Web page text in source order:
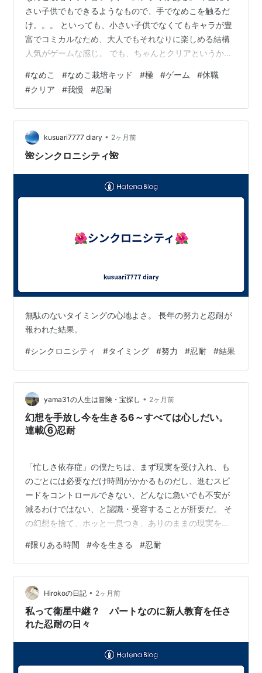
さい子供でもできるようなもので、手でなめこを触るだ
け。。。 といっても、小さい子供でなくてもキャラが豊
富でコミカルなため、大人でもそれなりに楽しめる結構
人気がゲームな感じ。 でも、ちゃんとクリアというか、
と思ってやってみると、それなりに忍耐力というか、時
間がとても掛かってしまうというものでもある。という
ことで、 なめこ栽培キッドデラックス極をクリアしてみ
た 始めたのはたぶん2年くらい前で、子供と出かけたと
きに、電車の中で退屈しないように何気なく始めたゲー
ムだったんだけどね。。。。 それからとい…
#なめこ #なめこ栽培キッド #極 #ゲーム #休職
#クリア #我慢 #忍耐
kusuari7777 diary • 2ヶ月前
🌺シンクロニシティ🌺
無駄のないタイミングの心地よさ。 長年の努力と忍耐が
報われた結果。
#シンクロニシティ #タイミング #努力 #忍耐 #結果
yama31の人生は冒険・宝探し • 2ヶ月前
幻想を手放し今を生きる6～すべては心しだい。
連載⑥忍耐
「忙しさ依存症」の僕たちは、まず現実を受け入れ、も
のごとには必要なだけ時間がかかるものだし、進むスピ
ードをコントロールできない、どんなに急いでも不安が
減るわけではない、と認識・受容することが肝要だ。 そ
の幻想を捨て、ホッと一息つき、ありのままの現実を冷
りも重要な能力を獲得しはじめるだろう。 「忍耐」とい
う力だ。 誰もが急いでいる社会で、急がずに時間をかけ
ることのできる人が得をする。大事な仕事を成し遂げ得
られるし、特に結果を未来に「先送り」することなく、
「行動そのもの」に満足を感じることができ得る。 ◆忍
耐を身につける３つのルール ①問題がある状…
#限りある時間 #今を生きる #忍耐
Hirokoの日記 • 2ヶ月前
私って衛星中継？ パートなのに新人教育を任さ
れた忍耐の日々